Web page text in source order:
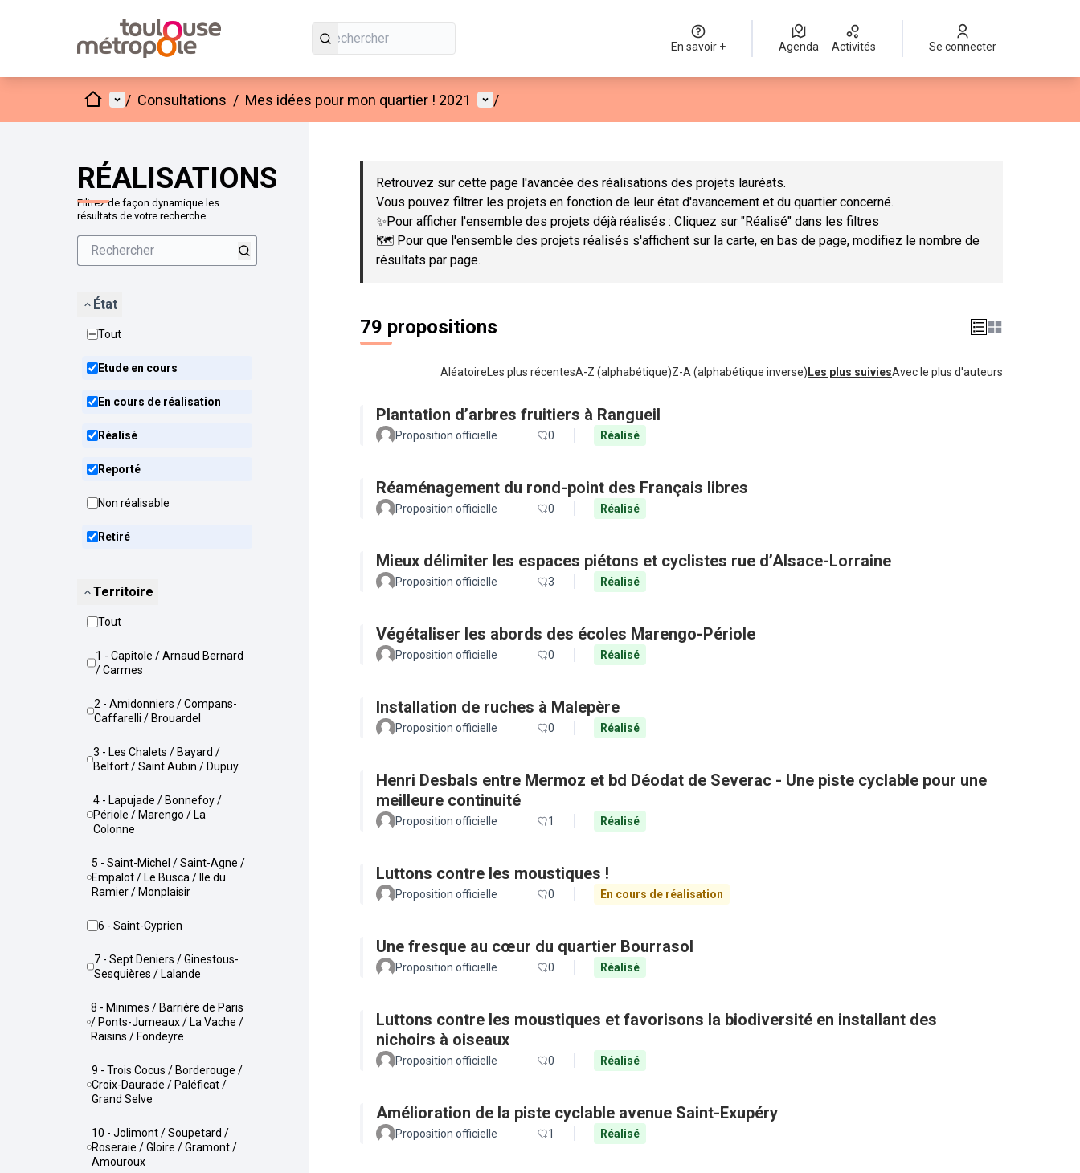
En savoir + Agenda Activités Se connecter
AccueilMenu principal
/ Consultations / Mes idées pour mon quartier ! 2021 Menu utilisateur
/
RÉALISATIONS
Filtrez de façon dynamique les
résultats de votre recherche.
État
Tout
Etude en cours
En cours de réalisation
Réalisé
Reporté
Non réalisable
Retiré
Territoire
Tout
1 - Capitole / Arnaud Bernard
/ Carmes
2 - Amidonniers / Compans-
Caffarelli / Brouardel
3 - Les Chalets / Bayard /
Belfort / Saint Aubin / Dupuy
4 - Lapujade / Bonnefoy /
Périole / Marengo / La
Colonne
5 - Saint-Michel / Saint-Agne /
Empalot / Le Busca / Ile du
Ramier / Monplaisir
6 - Saint-Cyprien
7 - Sept Deniers / Ginestous-
Sesquières / Lalande
8 - Minimes / Barrière de Paris
/ Ponts-Jumeaux / La Vache /
Raisins / Fondeyre
9 - Trois Cocus / Borderouge /
Croix-Daurade / Paléficat /
Grand Selve
10 - Jolimont / Soupetard /
Roseraie / Gloire / Gramont /
Amouroux
Passer la carte
Retrouvez sur cette page l'avancée des réalisations des projets lauréats.
Vous pouvez filtrer les projets en fonction de leur état d'avancement et du quartier concerné.
✨Pour afficher l'ensemble des projets déjà réalisés : Cliquez sur "Réalisé" dans les filtres
🗺️ Pour que l'ensemble des projets réalisés s'affichent sur la carte, en bas de page, modifiez le nombre de
résultats par page.
79 propositions
Aléatoire Les plus récentesA-Z (alphabétique)Z-A (alphabétique inverse) Les plus suiviesAvec le plus d'auteurs
Plantation d’arbres fruitiers à Rangueil
Proposition officielle 0 Réalisé
Réaménagement du rond-point des Français libres
Proposition officielle 0 Réalisé
Mieux délimiter les espaces piétons et cyclistes rue d’Alsace-Lorraine
Proposition officielle 3 Réalisé
Végétaliser les abords des écoles Marengo-Périole
Proposition officielle 0 Réalisé
Installation de ruches à Malepère
Proposition officielle 0 Réalisé
Henri Desbals entre Mermoz et bd Déodat de Severac - Une piste cyclable pour une
meilleure continuité
Proposition officielle 1 Réalisé
Luttons contre les moustiques !
Proposition officielle 0 En cours de réalisation
Une fresque au cœur du quartier Bourrasol
Proposition officielle 0 Réalisé
Luttons contre les moustiques et favorisons la biodiversité en installant des
nichoirs à oiseaux
Proposition officielle 0 Réalisé
Amélioration de la piste cyclable avenue Saint-Exupéry
Proposition officielle 1 Réalisé